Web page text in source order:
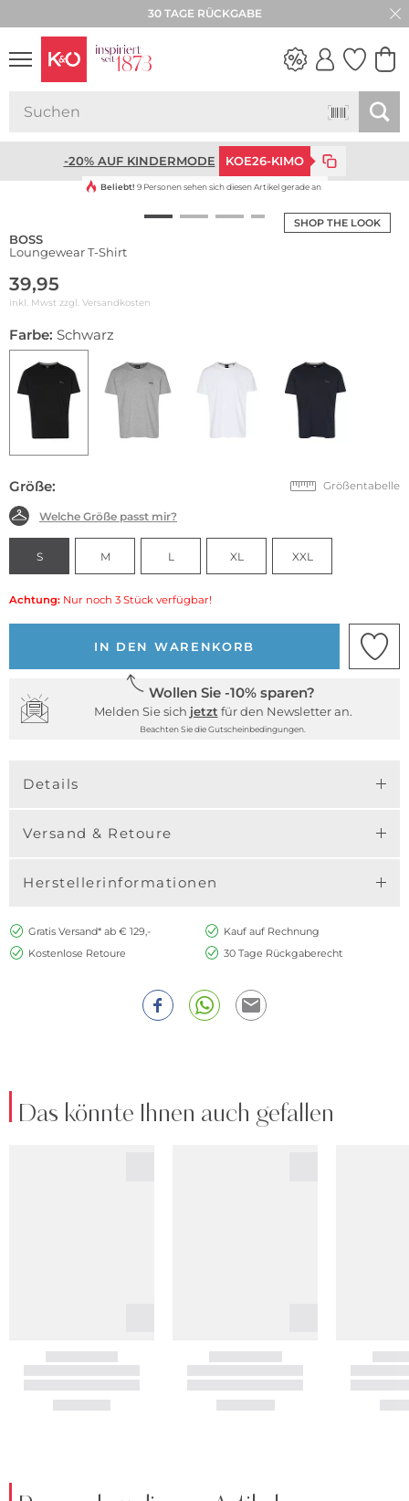
30 TAGE RÜCKGABE
-20% AUF KINDERMODE KOE26-KIMO
SHOP THE LOOK
Beliebt! 9 Personen sehen sich diesen Artikel gerade an
BOSS
Loungewear T-Shirt
39,95
inkl. Mwst zzgl. Versandkosten
Farbe: Schwarz
Größe: Größentabelle
Welche Größe passt mir?
S M L XL XXL
Achtung: Nur noch 3 Stück verfügbar!
IN DEN WARENKORB
Wollen Sie -10% sparen?
Melden Sie sich jetzt für den Newsletter an.
Beachten Sie die Gutscheinbedingungen.
Details
Versand & Retoure
Herstellerinformationen
Gratis Versand* ab € 129,-
Kauf auf Rechnung
Kostenlose Retoure
30 Tage Rückgaberecht
Das könnte Ihnen auch gefallen